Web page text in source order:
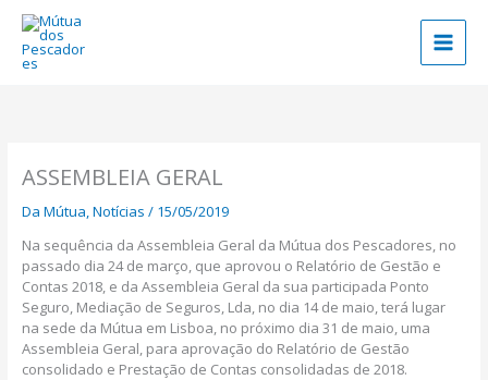
content
ASSEMBLEIA GERAL
Da Mútua ,Notícias / 15/05/2019
Na sequência da Assembleia Geral da Mútua dos Pescadores, no
passado dia 24 de março, que aprovou o Relatório de Gestão e
Contas 2018, e da Assembleia Geral da sua participada Ponto
Seguro, Mediação de Seguros, Lda, no dia 14 de maio, terá lugar
na sede da Mútua em Lisboa, no próximo dia 31 de maio, uma
Assembleia Geral, para aprovação do Relatório de Gestão
consolidado e Prestação de Contas consolidadas de 2018.